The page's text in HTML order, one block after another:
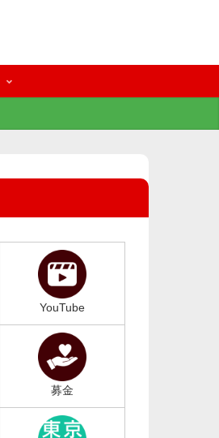
YouTube
募金